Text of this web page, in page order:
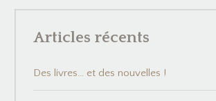
Articles récents
Des livres… et des nouvelles !